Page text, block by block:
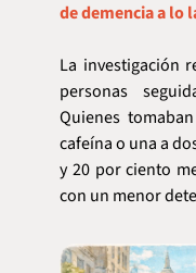
de demencia a lo
La investigación
personas
Quienes
cafeína o una a
y 20 por ciento
con un menor